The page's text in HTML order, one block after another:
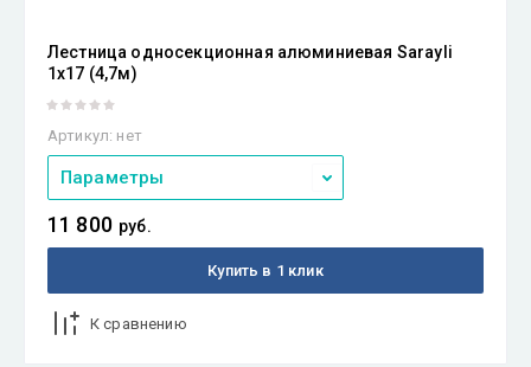
Лестница односекционная алюминиевая Sarayli
1х17 (4,7м)
Артикул: нет
Параметры
11 800 руб.
Купить в 1 клик
К сравнению